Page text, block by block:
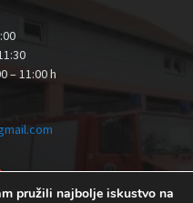
– 11:00 h
pružili najbolje iskustvo na